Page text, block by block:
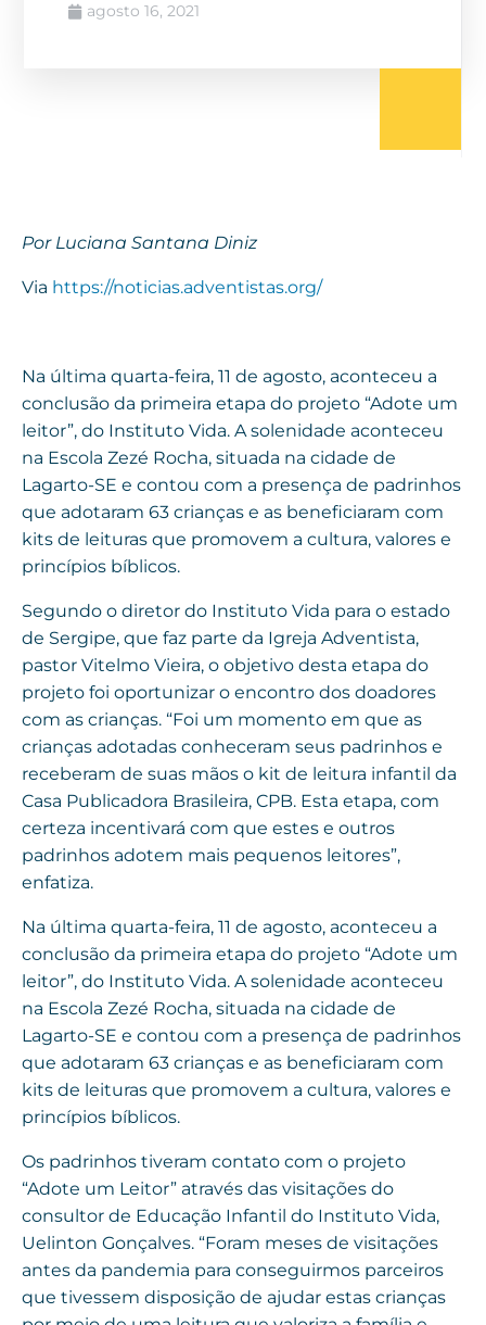
agosto 16, 2021
Por Luciana Santana Diniz
Via https://noticias.adventistas.org/
Na última quarta-feira, 11 de agosto, aconteceu a
conclusão da primeira etapa do projeto “Adote um
leitor”, do Instituto Vida. A solenidade aconteceu
na Escola Zezé Rocha, situada na cidade de
Lagarto-SE e contou com a presença de padrinhos
que adotaram 63 crianças e as beneficiaram com
kits de leituras que promovem a cultura, valores e
princípios bíblicos.
Segundo o diretor do Instituto Vida para o estado
de Sergipe, que faz parte da Igreja Adventista,
pastor Vitelmo Vieira, o objetivo desta etapa do
projeto foi oportunizar o encontro dos doadores
com as crianças. “Foi um momento em que as
crianças adotadas conheceram seus padrinhos e
receberam de suas mãos o kit de leitura infantil da
Casa Publicadora Brasileira, CPB. Esta etapa, com
certeza incentivará com que estes e outros
padrinhos adotem mais pequenos leitores”,
enfatiza.
Na última quarta-feira, 11 de agosto, aconteceu a
conclusão da primeira etapa do projeto “Adote um
leitor”, do Instituto Vida. A solenidade aconteceu
na Escola Zezé Rocha, situada na cidade de
Lagarto-SE e contou com a presença de padrinhos
que adotaram 63 crianças e as beneficiaram com
kits de leituras que promovem a cultura, valores e
princípios bíblicos.
Os padrinhos tiveram contato com o projeto
“Adote um Leitor” através das visitações do
consultor de Educação Infantil do Instituto Vida,
Uelinton Gonçalves. “Foram meses de visitações
antes da pandemia para conseguirmos parceiros
que tivessem disposição de ajudar estas crianças